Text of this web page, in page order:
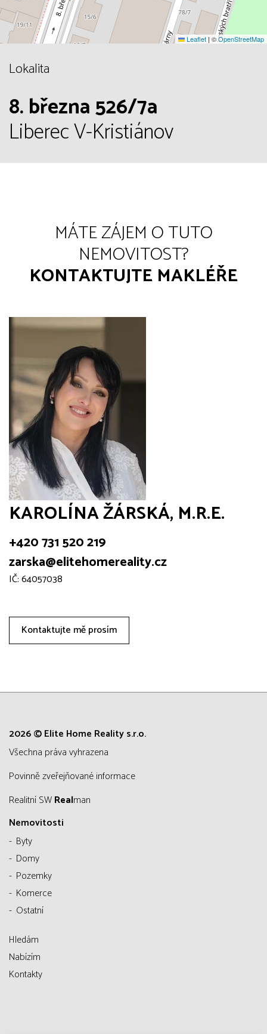
Leaflet | ©OpenStreetMap
Lokalita
8. března 526/7a
Liberec V-Kristiánov
MÁTE ZÁJEM O TUTO
NEMOVITOST?
KONTAKTUJTE MAKLÉŘE
KAROLÍNA ŽÁRSKÁ, M.R.E.
+420 731 520 219
zarska@elitehomereality.cz
IČ: 64057038
Kontaktujte mě prosím
2026 © Elite Home Reality s.r.o.
všechna práva vyhrazena
Povinně zveřejňované informace
Realitní SWRealman
Nemovitosti
Byty
Domy
Pozemky
Komerce
Ostatní
Hledám
Nabízím
Kontakty